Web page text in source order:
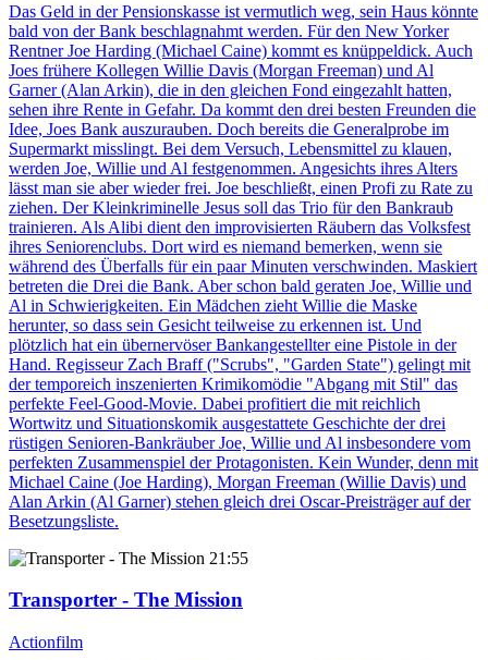
Das Geld in der Pensionskasse ist vermutlich weg, sein Haus könnte
bald von der Bank beschlagnahmt werden. Für den New Yorker
Rentner Joe Harding (Michael Caine) kommt es knüppeldick. Auch
Joes frühere Kollegen Willie Davis (Morgan Freeman) und Al
Garner (Alan Arkin), die in den gleichen Fond eingezahlt hatten,
sehen ihre Rente in Gefahr. Da kommt den drei besten Freunden die
Idee, Joes Bank auszurauben. Doch bereits die Generalprobe im
Supermarkt misslingt. Bei dem Versuch, Lebensmittel zu klauen,
werden Joe, Willie und Al festgenommen. Angesichts ihres Alters
lässt man sie aber wieder frei. Joe beschließt, einen Profi zu Rate zu
ziehen. Der Kleinkriminelle Jesus soll das Trio für den Bankraub
trainieren. Als Alibi dient den improvisierten Räubern das Volksfest
ihres Seniorenclubs. Dort wird es niemand bemerken, wenn sie
während des Überfalls für ein paar Minuten verschwinden. Maskiert
betreten die Drei die Bank. Aber schon bald geraten Joe, Willie und
Al in Schwierigkeiten. Ein Mädchen zieht Willie die Maske
herunter, so dass sein Gesicht teilweise zu erkennen ist. Und
plötzlich hat ein übernervöser Bankangestellter eine Pistole in der
Hand. Regisseur Zach Braff ("Scrubs", "Garden State") gelingt mit
der temporeich inszenierten Krimikomödie "Abgang mit Stil" das
perfekte Feel-Good-Movie. Dabei profitiert die mit reichlich
Wortwitz und Situationskomik ausgestattete Geschichte der drei
rüstigen Senioren-Bankräuber Joe, Willie und Al insbesondere vom
perfekten Zusammenspiel der Protagonisten. Kein Wunder, denn mit
Michael Caine (Joe Harding), Morgan Freeman (Willie Davis) und
Alan Arkin (Al Garner) stehen gleich drei Oscar-Preisträger auf der
Besetzungsliste.
21:55
Transporter - The Mission
Actionfilm